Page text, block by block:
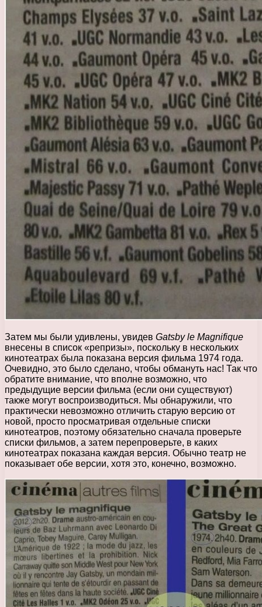
Затем мы были удивлены, увидев Gatsby le Magnifique
внесены в список «репризы», поскольку в нескольких
кинотеатрах была показана версия фильма 1974 года.
Очевидно, это было сделано, чтобы обмануть нас! Так что
обратите внимание, что вполне возможно, что
предыдущие версии фильма (если они существуют)
также могут воспроизводиться. Мы обнаружили, что
практически невозможно отличить старую версию от
новой, просто просматривая отдельные списки
кинотеатров, поэтому обязательно сначала проверьте
списки фильмов, а затем перепроверьте, в каких
кинотеатрах показана каждая версия. Обычно театр не
показывает обе версии, хотя это, конечно, возможно.